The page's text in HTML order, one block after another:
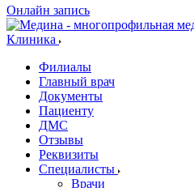
Онлайн запись
Клиника
Филиалы
Главный врач
Документы
Пациенту
ДМС
Отзывы
Реквизиты
Специалисты
Врачи